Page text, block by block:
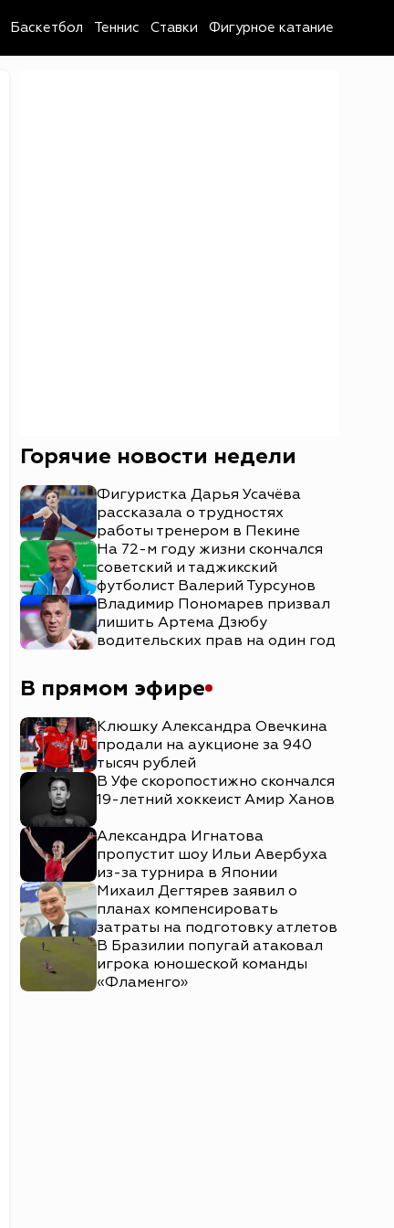
Баскетбол Теннис Ставки Фигурное катание
Горячие новости недели
Фигуристка Дарья Усачёва
рассказала о трудностях
работы тренером в Пекине
На 72-м году жизни скончался
советский и таджикский
футболист Валерий Турсунов
Владимир Пономарев призвал
лишить Артема Дзюбу
водительских прав на один год
В прямом эфире
Клюшку Александра Овечкина
продали на аукционе за 940
тысяч рублей
В Уфе скоропостижно скончался
19-летний хоккеист Амир Ханов
Александра Игнатова
пропустит шоу Ильи Авербуха
из-за турнира в Японии
Михаил Дегтярев заявил о
планах компенсировать
затраты на подготовку атлетов
В Бразилии попугай атаковал
игрока юношеской команды
«Фламенго»